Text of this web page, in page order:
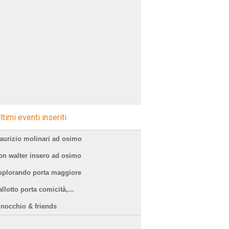
eventi inseriti
molinari ad osimo
walter insero ad osimo
porta maggiore
porta comicità,...
& friends